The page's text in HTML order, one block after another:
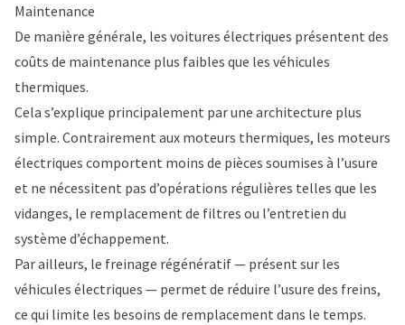
Maintenance
De manière générale, les voitures électriques présentent des
coûts de maintenance plus faibles que les véhicules
thermiques.
Cela s’explique principalement par une architecture plus
simple. Contrairement aux moteurs thermiques, les moteurs
électriques comportent moins de pièces soumises à l’usure
et ne nécessitent pas d’opérations régulières telles que les
vidanges, le remplacement de filtres ou l’entretien du
système d’échappement.
Par ailleurs, le freinage régénératif — présent sur les
véhicules électriques — permet de réduire l’usure des freins,
ce qui limite les besoins de remplacement dans le temps.